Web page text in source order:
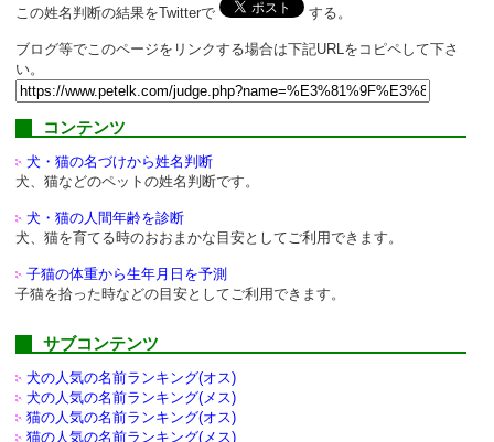
この姓名判断の結果をTwitterで する。
ブログ等でこのページをリンクする場合は下記URLをコピペして下さ
い。
コンテンツ
犬・猫の名づけから姓名判断
犬、猫などのペットの姓名判断です。
犬・猫の人間年齢を診断
犬、猫を育てる時のおおまかな目安としてご利用できます。
子猫の体重から生年月日を予測
子猫を拾った時などの目安としてご利用できます。
サブコンテンツ
犬の人気の名前ランキング(オス)
犬の人気の名前ランキング(メス)
猫の人気の名前ランキング(オス)
猫の人気の名前ランキング(メス)